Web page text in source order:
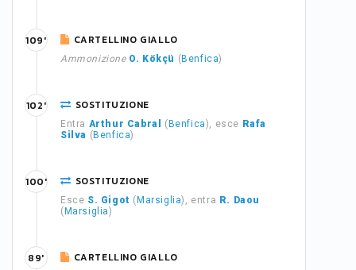
CARTELLINO GIALLO
Ammonizione O. Kökçü ( Benfica)
109'
SOSTITUZIONE
Entra Arthur Cabral ( Benfica), esce Rafa
Silva ( Benfica)
102'
SOSTITUZIONE
Esce S. Gigot ( Marsiglia), entra R. Daou
( Marsiglia)
100'
CARTELLINO GIALLO
89'